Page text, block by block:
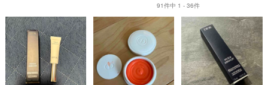
91件中 1 - 36件